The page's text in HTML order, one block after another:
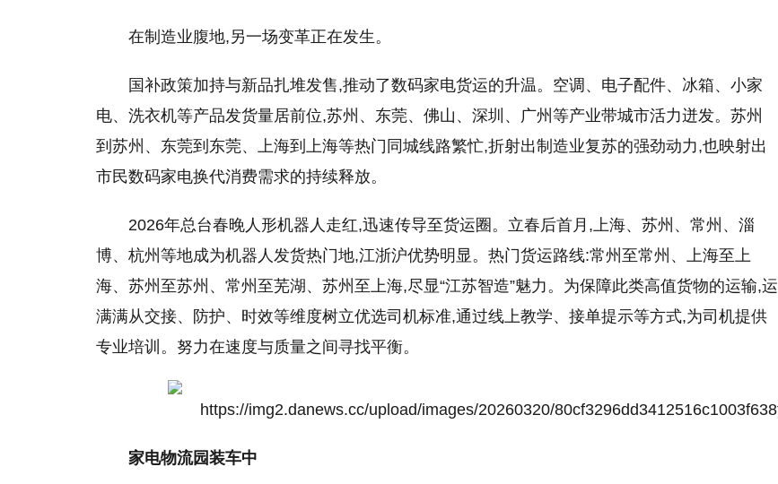
在制造业腹地,另一场变革正在发生。
国补政策加持与新品扎堆发售,推动了数码家电货运的升温。空调、电子配件、冰箱、小家
电、洗衣机等产品发货量居前位,苏州、东莞、佛山、深圳、广州等产业带城市活力迸发。苏州
到苏州、东莞到东莞、上海到上海等热门同城线路繁忙,折射出制造业复苏的强劲动力,也映射出
市民数码家电换代消费需求的持续释放。
2026年总台春晚人形机器人走红,迅速传导至货运圈。立春后首月,上海、苏州、常州、淄
博、杭州等地成为机器人发货热门地,江浙沪优势明显。热门货运路线:常州至常州、上海至上
海、苏州至苏州、常州至芜湖、苏州至上海,尽显“江苏智造”魅力。为保障此类高值货物的运输,运
满满从交接、防护、时效等维度树立优选司机标准,通过线上教学、接单提示等方式,为司机提供
专业培训。努力在速度与质量之间寻找平衡。
家电物流园装车中